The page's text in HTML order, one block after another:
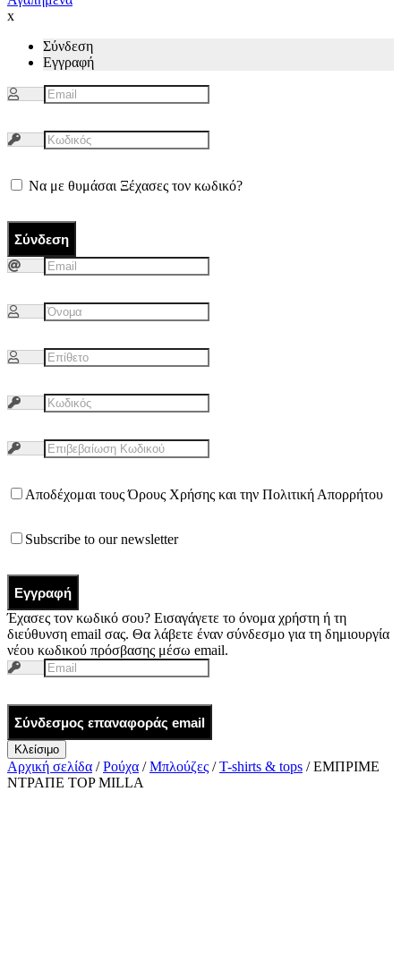
x
Σύνδεση
Εγγραφή
Να με θυμάσαι Ξέχασες τον κωδικό?
Σύνδεση
Αποδέχομαι τουςΌρους Χρήσης και την Πολιτική Απορρήτου
Subscribe to our newsletter
Εγγραφή
Έχασες τον κωδικό σου? Εισαγάγετε το όνομα χρήστη ή τη
διεύθυνση email σας. Θα λάβετε έναν σύνδεσμο για τη δημιουργία
νέου κωδικού πρόσβασης μέσω email.
Σύνδεσμος επαναφοράς email
Κλείσιμο
Αρχική σελίδα /Ρούχα /Μπλούζες /T-shirts & tops / ΕΜΠΡΙΜΕ
ΝΤΡΑΠΕ TOP MILLA